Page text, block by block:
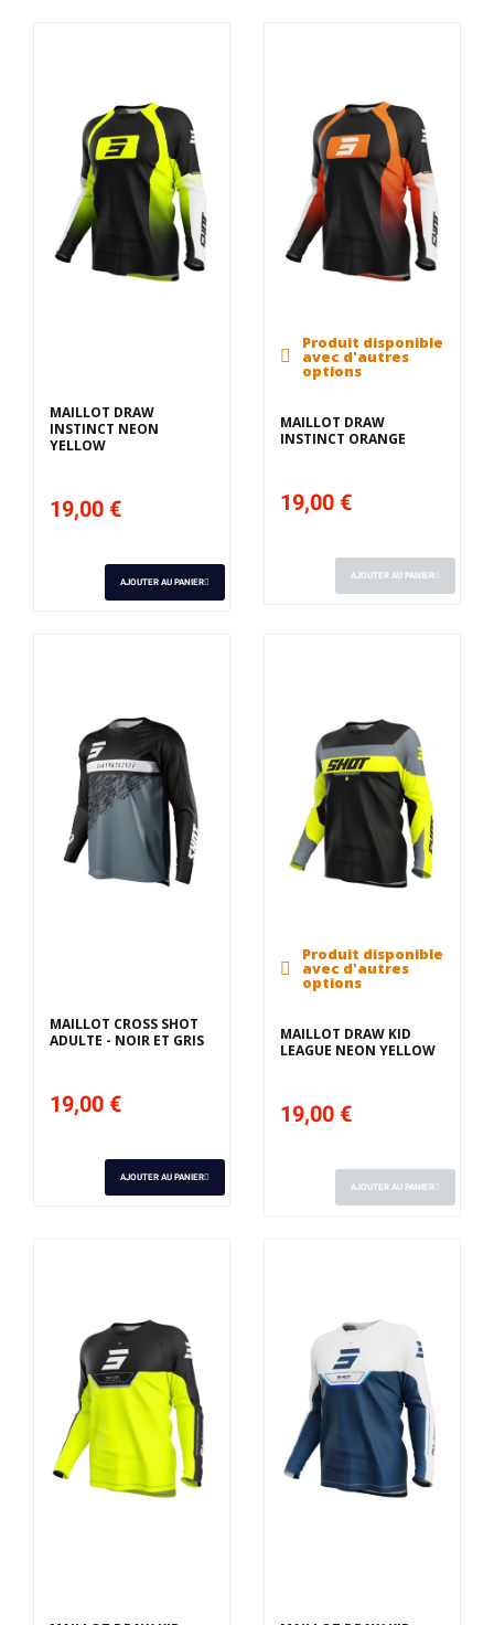
MAILLOT DRAW
INSTINCT NEON
YELLOW
19,00 €
AJOUTER AU PANIER
Produit disponible
avec d'autres
options
MAILLOT DRAW
INSTINCT ORANGE
19,00 €
AJOUTER AU PANIER
MAILLOT CROSS SHOT
ADULTE - NOIR ET GRIS
19,00 €
AJOUTER AU PANIER
Produit disponible
avec d'autres
options
MAILLOT DRAW KID
LEAGUE NEON YELLOW
19,00 €
AJOUTER AU PANIER